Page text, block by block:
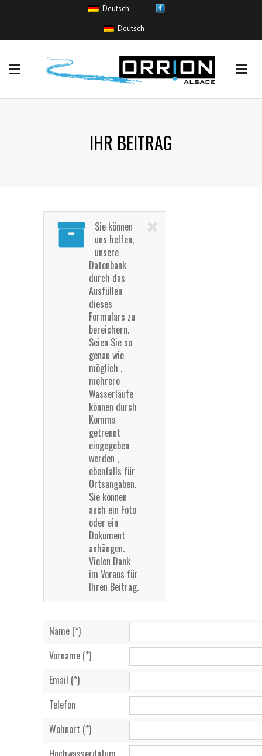
Coulée de boue(0)
Crue sans inondation(6)
Inondation(52)
Deutsch
Deutsch
IHR BEITRAG
Sie können
uns helfen,
unsere
Datenbank
durch das
Ausfüllen
dieses
Formulars zu
bereichern.
Seien Sie so
genau wie
möglich ,
mehrere
Wasserläufe
können durch
Komma
getrennt
eingegeben
werden ,
ebenfalls für
Ortsangaben.
Sie können
auch ein Foto
oder ein
Dokument
anhängen.
Vielen Dank
im Voraus für
Ihren Beitrag.
Name (*)
Vorname (*)
Email (*)
Telefon
Wohnort (*)